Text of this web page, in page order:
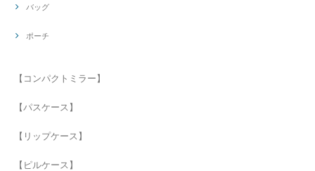
バッグ
ポーチ
【コンパクトミラー】
【パスケース】
【リップケース】
【ピルケース】